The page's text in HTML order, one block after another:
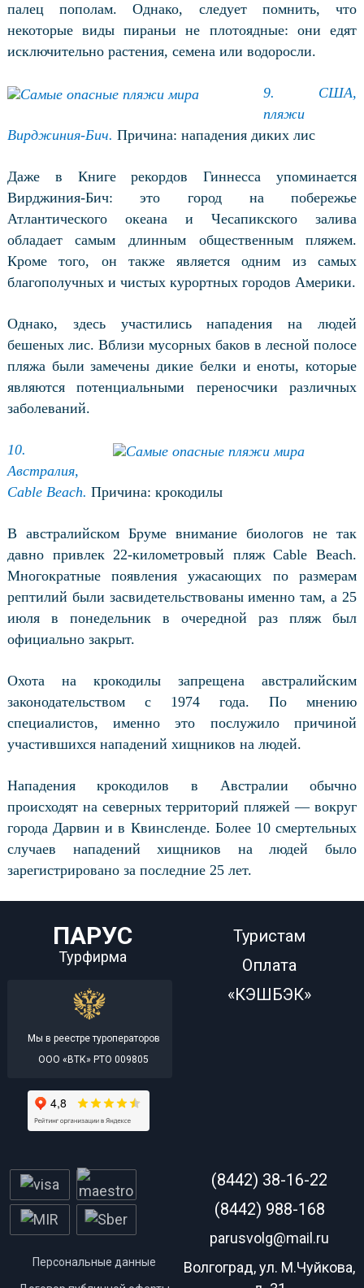
палец пополам. Однако, следует помнить, что
некоторые виды пираньи не плотоядные: они едят
исключительно растения, семена или водоросли.
9. США,
пляжи
Вирджиния-Бич. Причина: нападения диких лис
Даже в Книге рекордов Гиннесса упоминается
Вирджиния-Бич: это город на побережье
Атлантического океана и Чесапикского залива
обладает самым длинным общественным пляжем.
Кроме того, он также является одним из самых
благополучных и чистых курортных городов Америки.
Однако, здесь участились нападения на людей
бешеных лис. Вблизи мусорных баков в лесной полосе
пляжа были замечены дикие белки и еноты, которые
являются потенциальными переносчики различных
заболеваний.
10.
Австралия,
Cable Beach. Причина: крокодилы
В австралийском Бруме внимание биологов не так
давно привлек 22-километровый пляж Cable Beach.
Многократные появления ужасающих по размерам
рептилий были засвидетельствованы именно там, а 25
июля в понедельник в очередной раз пляж был
официально закрыт.
Охота на крокодилы запрещена австралийским
законодательством с 1974 года. По мнению
специалистов, именно это послужило причиной
участившихся нападений хищников на людей.
Нападения крокодилов в Австралии обычно
происходят на северных территорий пляжей — вокруг
города Дарвин и в Квинсленде. Более 10 смертельных
случаев нападений хищников на людей было
зарегистрировано за последние 25 лет.
ПАРУС
Турфирма
Мы в реестре туроператоров
ООО «ВТК» РТО 009805
Туристам
Оплата
«КЭШБЭК»
Персональные данные
(8442) 38-16-22
(8442) 988-168
parusvolg@mail.ru
Волгоград, ул. М.Чуйкова,